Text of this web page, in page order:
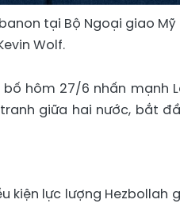
tại Bộ Ngoại giao Mỹ
Wolf.
hôm 27/6 nhấn mạnh
giữa hai nước, bắt
kiện lực lượng Hezbollah